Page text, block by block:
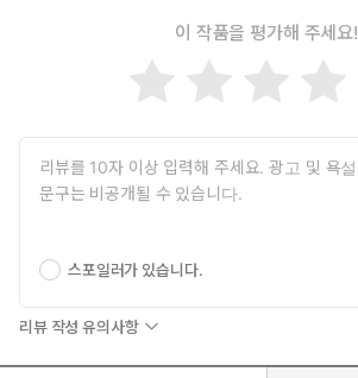
이 작품을 평가해 주세요!
스포일러가 있습니다.
리뷰 작성 유의사항